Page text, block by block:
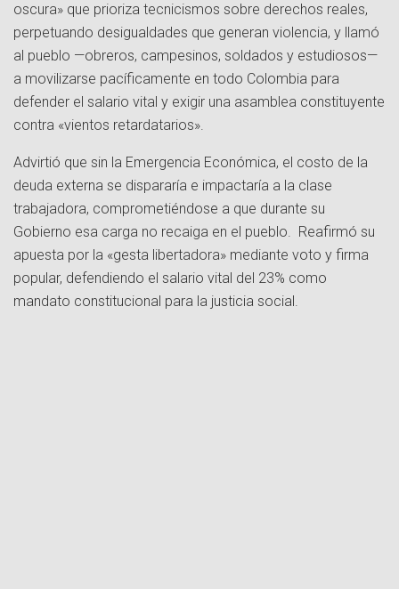
oscura» que prioriza tecnicismos sobre derechos reales,
perpetuando desigualdades que generan violencia, y llamó
al pueblo —obreros, campesinos, soldados y estudiosos—
a movilizarse pacíficamente en todo Colombia para
defender el salario vital y exigir una asamblea constituyente
contra «vientos retardatarios».
Advirtió que sin la Emergencia Económica, el costo de la
deuda externa se dispararía e impactaría a la clase
trabajadora, comprometiéndose a que durante su
Gobierno esa carga no recaiga en el pueblo. Reafirmó su
apuesta por la «gesta libertadora» mediante voto y firma
popular, defendiendo el salario vital del 23% como
mandato constitucional para la justicia social.